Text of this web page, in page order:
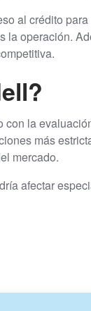
al crédito
la operación.
la
más
mercado.
afectar